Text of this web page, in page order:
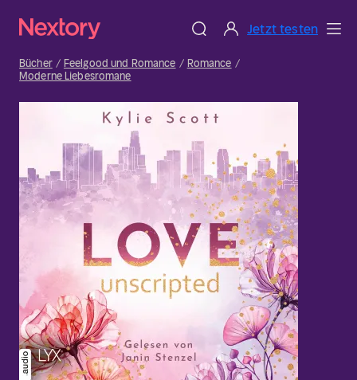
Jetzt testen
Bücher Feelgood und Romance
Romance
Moderne Liebesromane